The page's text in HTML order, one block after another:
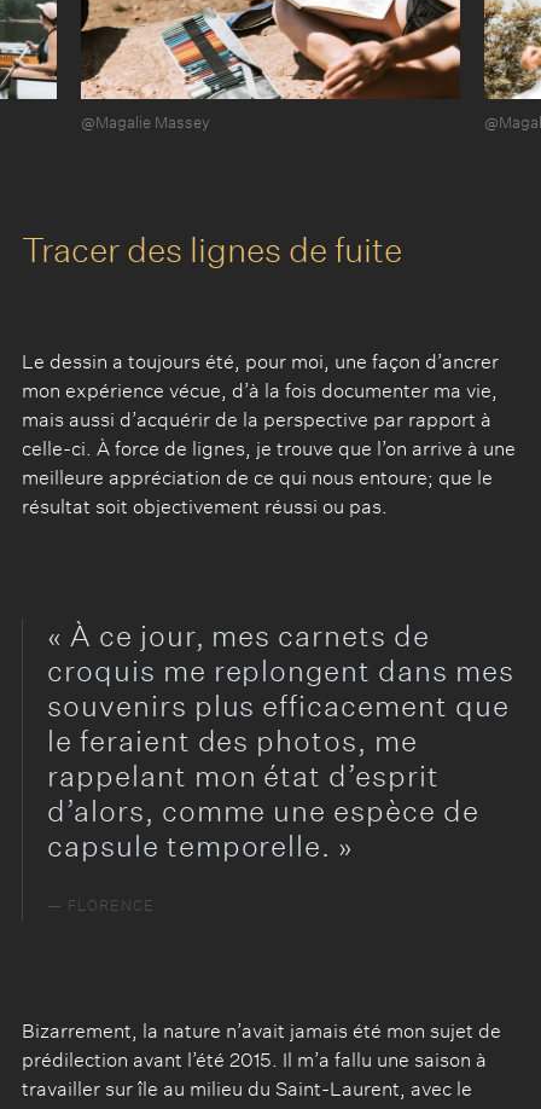
@Magalie Massey
Tracer des lignes de fuite
Le dessin a toujours été, pour moi, une façon d’ancrer
mon expérience vécue, d’à la fois documenter ma vie,
mais aussi d’acquérir de la perspective par rapport à
celle-ci. À force de lignes, je trouve que l’on arrive à une
meilleure appréciation de ce qui nous entoure; que le
résultat soit objectivement réussi ou pas.
À ce jour, mes carnets de
croquis me replongent dans mes
souvenirs plus efficacement que
le feraient des photos, me
rappelant mon état d’esprit
d’alors, comme une espèce de
capsule temporelle.
FLORENCE
Bizarrement, la nature n’avait jamais été mon sujet de
prédilection avant l’été 2015. Il m’a fallu une saison à
travailler sur île au milieu du Saint-Laurent, avec le